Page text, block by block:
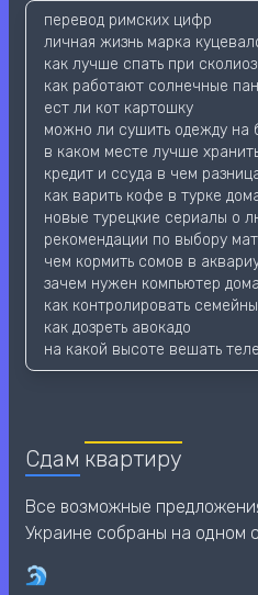
перевод римских цифр
личная жизнь марка
как лучше спать при
как работают солнечные
ест ли кот картошку
можно ли сушить одежду на
в каком месте лучше
кредит и ссуда в чем
как варить кофе в турке
новые турецкие сериалы о
рекомендации по выбору
чем кормить сомов в
зачем нужен компьютер дома
как контролировать
как дозреть авокадо
на какой высоте вешать
Сдам квартиру
Все возможные
Украине собраны на одном